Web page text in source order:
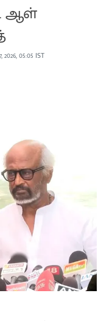
ஆள்
2026, 05:05 IST